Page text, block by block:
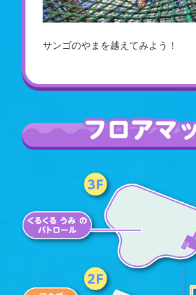
サンゴのやまを越えてみよう！